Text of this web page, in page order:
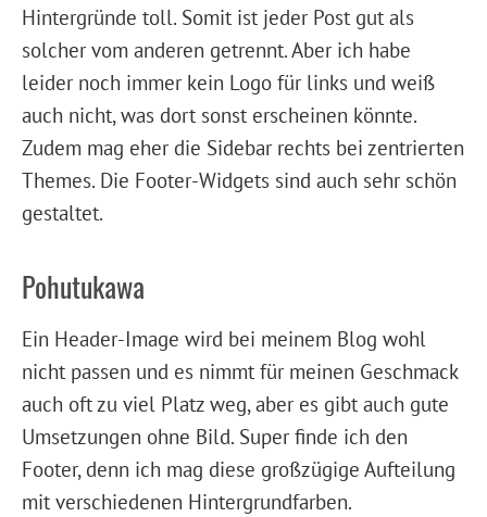
Hintergründe toll. Somit ist jeder Post gut als
solcher vom anderen getrennt. Aber ich habe
leider noch immer kein Logo für links und weiß
auch nicht, was dort sonst erscheinen könnte.
Zudem mag eher die Sidebar rechts bei zentrierten
Themes. Die Footer-Widgets sind auch sehr schön
gestaltet.
Pohutukawa
Ein Header-Image wird bei meinem Blog wohl
nicht passen und es nimmt für meinen Geschmack
auch oft zu viel Platz weg, aber es gibt auch gute
Umsetzungen ohne Bild. Super finde ich den
Footer, denn ich mag diese großzügige Aufteilung
mit verschiedenen Hintergrundfarben.